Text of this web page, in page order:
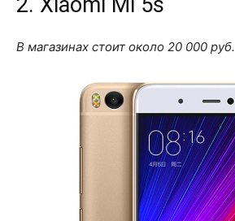
В магазинах стоит около 20 000 руб.